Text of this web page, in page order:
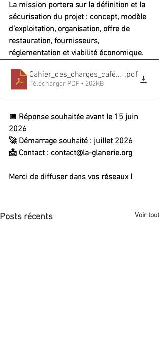
La mission portera sur la définition et la
sécurisation du projet : concept, modèle
d’exploitation, organisation, offre de
restauration, fournisseurs,
réglementation et viabilité économique.
.pdf
Télécharger PDF • 202KB
📅 Réponse souhaitée avant le 15 juin
2026
🚀 Démarrage souhaité : juillet 2026
📩 Contact : contact@la-glanerie.org
Merci de diffuser dans vos réseaux !
Posts récents Voir tout